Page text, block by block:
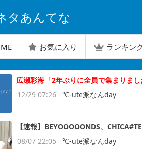
タあんてな
お気に入り ランキン
広瀬彩海「2年ぶりに全員で集まりまし
12/29 07:26
℃-ute派なんday
【速報】BEYOOOOONDS、
08/07 22:05
℃-ute派なんday